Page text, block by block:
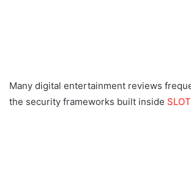
Many digital entertainment reviews
the security frameworks built inside